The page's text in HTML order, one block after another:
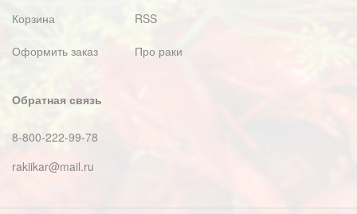
Корзина
Оформить заказ
RSS
Про раки
Обратная связь
8-800-222-99-78
rakiikar@mail.ru